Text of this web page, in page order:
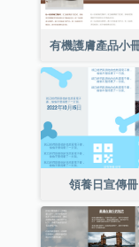
領養日宣傳冊